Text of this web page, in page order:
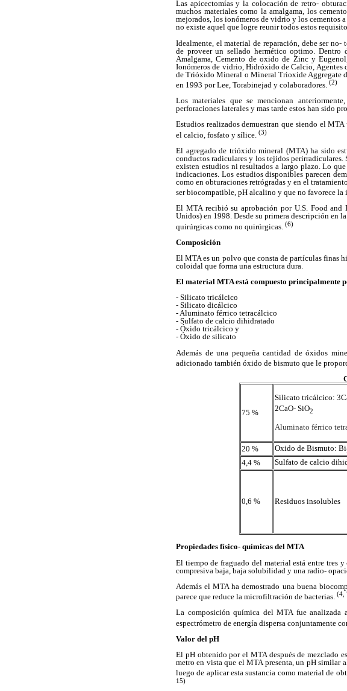
Las apicectomías y la colocación de retro-
muchos materiales como la amalgama, los
mejorados, los ionómeros de vidrio y los cementos
no existe aquel que logre reunir todos estos
Idealmente, el material de reparación, debe ser
de proveer un sellado hermético optimo. Dentro
Amalgama, Cemento de oxido de Zinc y
Ionómeros de vidrio, Hidróxido de Calcio, Agentes
de Trióxido Mineral o Mineral Trioxide Aggregate
en 1993 por Lee, Torabinejad y colaboradores. (2)
Los materiales que se mencionan
perforaciones laterales y mas tarde estos han sido
Estudios realizados demuestran que siendo el
el calcio, fosfato y sílice. (3)
El agregado de trióxido mineral (MTA) ha sido
conductos radiculares y los tejidos
existen estudios ni resultados a largo plazo. Lo
indicaciones. Los estudios disponibles parecen
como en obturaciones retrógradas y en el
ser biocompatible, pH alcalino y que no favorece la
El MTA recibió su aprobación por U.S. Food and
Unidos) en 1998. Desde su primera descripción en
quirúrgicas como no quirúrgicas. (6)
Composición
El MTA es un polvo que consta de partículas finas
coloidal que forma una estructura dura.
El material MTA está compuesto principalmente
- Silicato tricálcico
- Silicato dicálcico
-Aluminato férrico tetracálcico
- Sulfato de calcio dihidratado
- Óxido tricálcico y
- Óxido de silicato
Además de una pequeña cantidad de óxidos
adicionado también óxido de bismuto que le
75 %
Silicato tricálcico:
2CaO- SiO2
Aluminato férrico
20 % Oxido de Bismuto: Bi
4,4 % Sulfato de calcio
0,6 % Residuos insolubles
Propiedades físico- químicas del MTA
El tiempo de fraguado del material está entre tres
compresiva baja, baja solubilidad y una radio-
Además el MTA ha demostrado una buena
parece que reduce la microfiltración de bacterias. (4,
La composición química del MTA fue analizada
espectrómetro de energía dispersa conjuntamente
Valor del pH
El pH obtenido por el MTA después de mezclado
metro en vista que el MTA presenta, un pH
luego de aplicar esta sustancia como material de
15)